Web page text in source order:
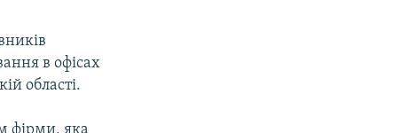
в офісах
області.